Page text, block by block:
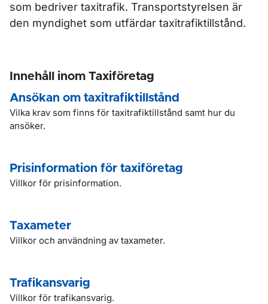
som bedriver taxitrafik. Transportstyrelsen är
den myndighet som utfärdar taxitrafiktillstånd.
Innehåll inom Taxiföretag
Ansökan om taxitrafiktillstånd
Vilka krav som finns för taxitrafiktillstånd samt hur du
ansöker.
Prisinformation för taxiföretag
Villkor för prisinformation.
Taxameter
Villkor och användning av taxameter.
Trafikansvarig
Villkor för trafikansvarig.